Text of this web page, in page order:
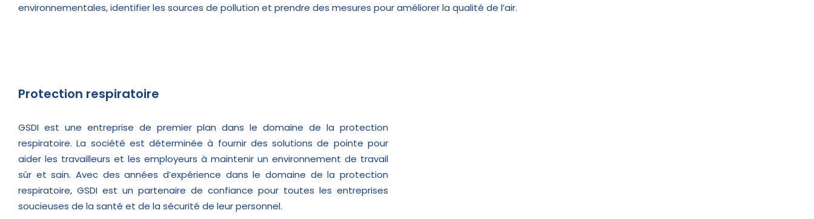
environnementales, identifier les sources de pollution et prendre des mesures pour améliorer la qualité de l’air.
Protection respiratoire
GSDI est une entreprise de premier plan dans le domaine de la protection
respiratoire. La société est déterminée à fournir des solutions de pointe pour
aider les travailleurs et les employeurs à maintenir un environnement de travail
sûr et sain. Avec des années d’expérience dans le domaine de la protection
respiratoire, GSDI est un partenaire de confiance pour toutes les entreprises
soucieuses de la santé et de la sécurité de leur personnel.